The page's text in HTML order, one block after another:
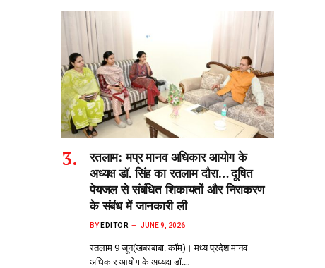
रतलाम: मप्र मानव अधिकार आयोग के
अध्यक्ष डॉ. सिंह का रतलाम दौरा… दूषित
पेयजल से‌ संबंधित शिकायतों और निराकरण
के संबंध में जानकारी ली
BY EDITOR JUNE 9, 2026
रतलाम 9 जून(खबरबाबा. कॉम)। मध्य प्रदेश मानव
अधिकार आयोग के अध्यक्ष डॉ.…